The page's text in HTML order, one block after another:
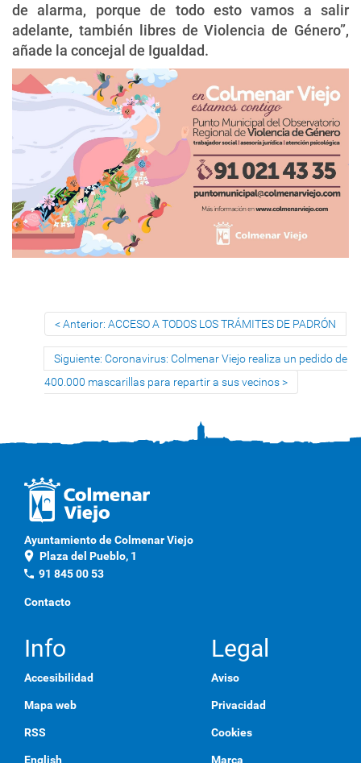
de alarma, porque de todo esto vamos a salir
adelante, también libres de Violencia de Género”,
añade la concejal de Igualdad.
Anterior: ACCESO A TODOS LOS TRÁMITES DE PADRÓN
Siguiente: Coronavirus: Colmenar Viejo realiza un pedido de
400.000 mascarillas para repartir a sus vecinos
Ayuntamiento de Colmenar Viejo
location_on Plaza del Pueblo, 1
phone 91 845 00 53
Contacto
Info
Accesibilidad
Mapa web
RSS
English
Legal
Aviso
Privacidad
Cookies
Marca